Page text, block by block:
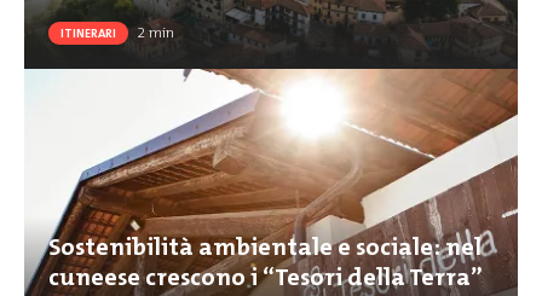
ITINERARI 2min
Sostenibilità ambientale e sociale: nel
cuneese crescono i “Tesori della Terra”